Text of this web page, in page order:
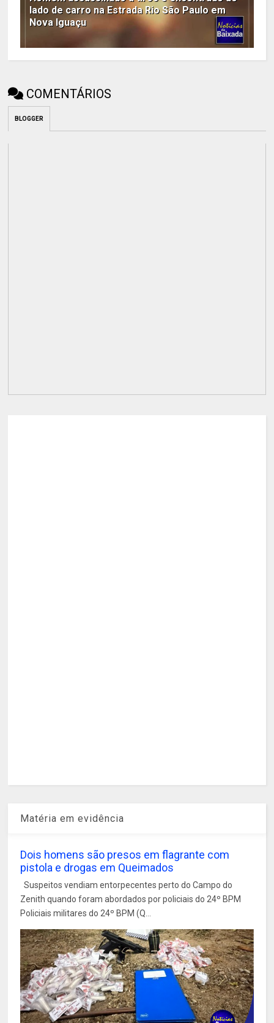
lado de carro na Estrada Rio São Paulo em
Nova Iguaçu
COMENTÁRIOS
BLOGGER
Matéria em evidência
Dois homens são presos em flagrante com
pistola e drogas em Queimados
Suspeitos vendiam entorpecentes perto do Campo do
Zenith quando foram abordados por policiais do 24º BPM
Policiais militares do 24º BPM (Q...